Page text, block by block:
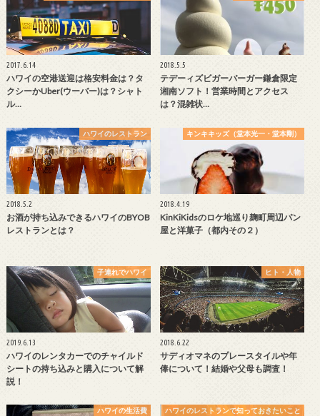
2017.6.14
ハワイの空港送迎は格安料金は？タ
クシーかUber(ウーバー)は？シャト
ル…
2018.5.5
テデーィズビガーバーガー鎌倉限定
湘南ソフト！営業時間とアクセス
は？混雑状…
ハワイのレストラン
2018.5.2
お酒が持ち込みできるハワイのBYOB
レストランとは？
キンキキッズ（堂本光一・堂本剛）
2018.4.19
KinKiKidsのロケ地巡り麹町周辺パン
屋と洋菓子（都内その２）
子連れでハワイ
2019.6.13
ハワイのレンタカーでのチャイルド
シートの持ち込みと購入について解
説！
ヒト・人物
2018.6.22
サディオマネのプレースタイルや年
俸について！結婚や父母も調査！
ハワイの生活費 ハワイのレストランで知っておきたいこと